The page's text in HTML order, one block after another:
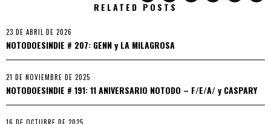
RELATED POSTS
23 DE ABRIL DE 2026
NOTODOESINDIE # 207: GENN y LA MILAGROSA
21 DE NOVIEMBRE DE 2025
NOTODOESINDIE # 191: 11 ANIVERSARIO NOTODO – F/E/A/ y CASPARY